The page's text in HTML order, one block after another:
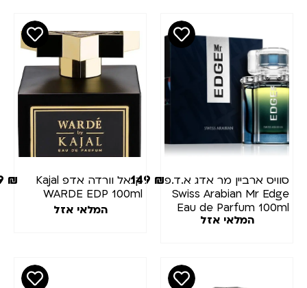
סוויס ארביין מר אדג א.ד.פ
Swiss Arabian Mr Edge
Eau de Parfum 100ml
149₪
המלאי אזל
קגאל וורדה אדפ Kajal
WARDE EDP 100ml
479
המלאי אזל